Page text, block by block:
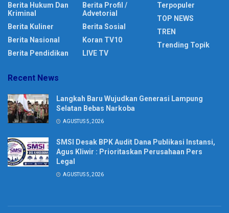
Berita Hukum Dan
Kriminal
Berita Kuliner
Berita Nasional
Berita Pendidikan
Berita Profil /
Advetorial
Berita Sosial
Koran TV10
LIVE TV
Terpopuler
TOP NEWS
TREN
Trending Topik
Recent News
Langkah Baru Wujudkan Generasi Lampung
Selatan Bebas Narkoba
AGUSTUS 5, 2026
SMSI Desak BPK Audit Dana Publikasi Instansi,
Agus Kliwir : Prioritaskan Perusahaan Pers
Legal
AGUSTUS 5, 2026